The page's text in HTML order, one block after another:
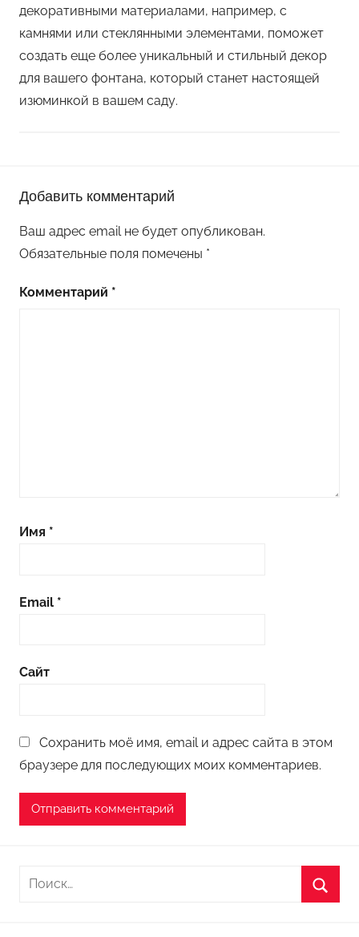
декоративными материалами, например, с
камнями или стеклянными элементами, поможет
создать еще более уникальный и стильный декор
для вашего фонтана, который станет настоящей
изюминкой в вашем саду.
о
е
л
а
Добавить комментарий
Ваш адрес email не будет опубликован.
Обязательные поля помечены *
Комментарий *
Имя *
Email *
Сайт
Сохранить моё имя, email и адрес сайта в этом
браузере для последующих моих комментариев.